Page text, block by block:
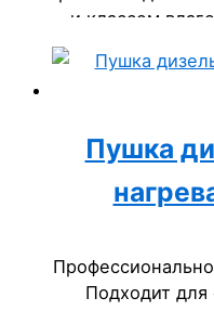
и классом
офисов,
Пушка
Подходит